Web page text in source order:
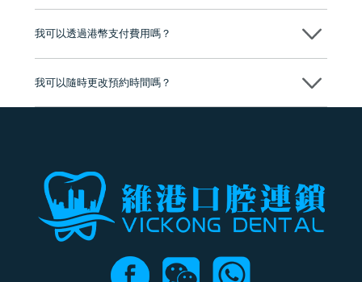
我可以透過港幣支付費用嗎？
我可以隨時更改預約時間嗎？
可以，請盡早通過wechat或whatsapp聯絡我們，告知我們你原本預約的